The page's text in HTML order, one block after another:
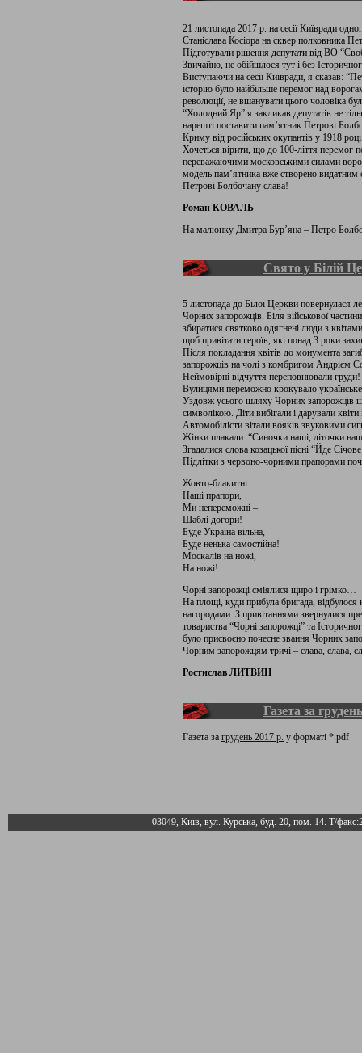
21 листопада 2017 р. на сесії Київради
Станіслава Косіора на сквер полковника
Підготували рішення депутати від ВО
Звичайно, не обійшлося тут і без
Виступаючи на сесії Київради, я сказав:
історію було найбільше перемог над
революції, не вшанувати цього чоловіка
“Холодний Яр” я закликав депутатів не
нарешті поставити пам’ятник Петрові
Криму від російських окупантів у 1918
Хочеться вірити, що до 100-ліття перемог
переважаючими московськими силами
модель пам’ятника вже створено
Петрові Болбочану слава!
Роман КОВАЛЬ
На малюнку Дмитра Бур’яна – Петро
Свято у Білій
5 листопада до Білої Церкви повернулася
Чорних запорожців. Біля військової
збиратися святково одягнені люди з
щоб привітати героїв, які понад 3 роки
Після покладання квітів до монумента
запорожців на чолі з комбригом Андрієм
Неймовірні відчуття переповнювали груди!
Вулицями переможно крокувало українське
Уздовж усього шляху Чорних запорожців
символікою. Діти вибігали і дарували
Автомобілісти вітали вояків звуковими
Жінки плакали: “Синочки наші, діточки
Згадалися слова козацької пісні “Йде
Підлітки з червоно-чорними прапорами
Жовто-блакитні
Наші прапори,
Ми непереможні –
Шаблі догори!
Буде Україна вільна,
Буде ненька самостійна!
Москалів на ножі,
На ножі!
Чорні запорожці сміялися щиро і грімко…
На площі, куди прибула бригада,
нагородами. З привітаннями звернулися
товариства “Чорні запорожці” та
було присвоєно почесне звання Чорних
Чорним запорожцям тричі – слава, слава,
Ростислав ЛИТВИН
Газета за
Газета за грудень 2017 р. у форматі *.pdf
03049, Київ, вул. Курська, буд. 20, пом. 14. Т/